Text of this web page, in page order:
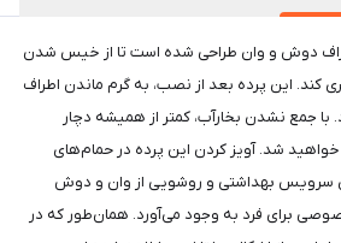
دوش و وان طراحی شده است تا از خیس شدن
کند. این پرده بعد از نصب، به گرم ماندن اطراف
جمع نشدن بخارآب، کمتر از همیشه دچار
شد. آویز کردن این پرده در حمام‌های
سرویس بهداشتی و روشویی از وان و دوش
برای فرد به وجود می‌آورد. همان‌طور که در